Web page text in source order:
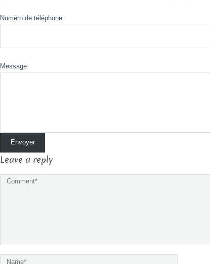
Numéro de téléphone
Message
Leave a reply